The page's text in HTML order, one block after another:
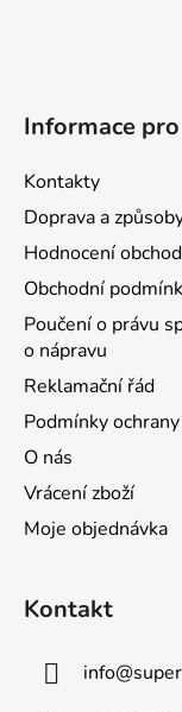
Informace
Kontakty
Doprava a
Hodnocení
Obchodní
Poučení o právu
o nápravu
Reklamační řád
Podmínky
O nás
Vrácení zboží
Moje objednávka
Kontakt
info@